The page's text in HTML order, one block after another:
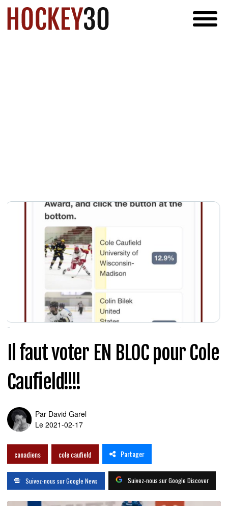
Il faut voter EN BLOC pour Cole
Caufield!!!!
Par David Garel
Le 2021-02-17
canadiens cole caufield Partager
Suivez-nous sur Google News Suivez-nous sur Google Discover